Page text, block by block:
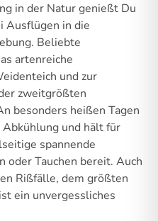
in der Natur genießt Du
Ausflügen in die
Beliebte
artenreiche
und zur
zweitgrößten
besonders heißen Tagen
und hält für
spannende
oder Tauchen bereit. Auch
Rißfälle, dem größten
ein unvergessliches